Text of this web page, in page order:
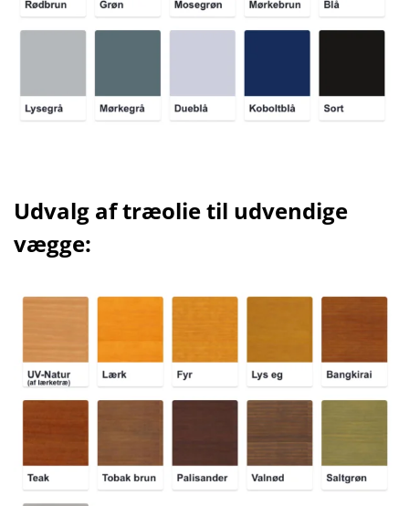
Udvalg af træolie til udvendige
vægge: